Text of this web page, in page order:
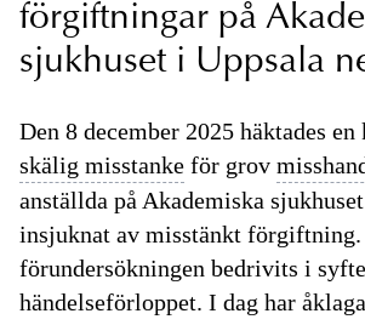
förgiftningar på
sjukhuset i Uppsala
Den 8 december 2025 häktades en
skälig misstanke för grov
anställda på Akademiska
insjuknat av misstänkt förgiftning.
förundersökningen bedrivits i
händelseförloppet. I dag har